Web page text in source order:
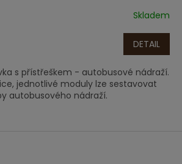
Skladem
DETAIL
s přístřeškem - autobusové nádraží.
jednotlivé moduly lze sestavovat
autobusového nádraží.